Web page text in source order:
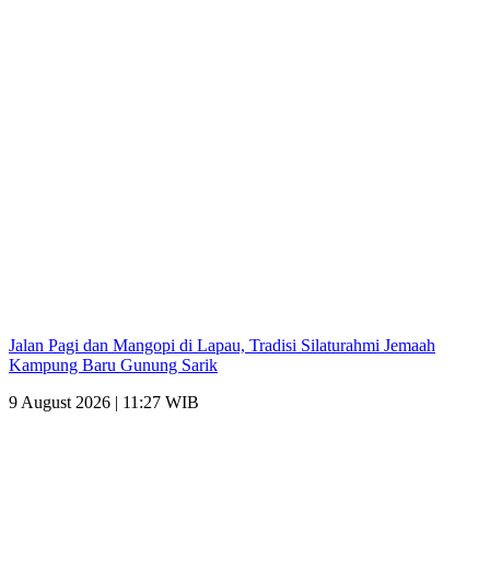
Jalan Pagi dan Mangopi di Lapau, Tradisi Silaturahmi Jemaah
Kampung Baru Gunung Sarik
9 August 2026 | 11:27 WIB